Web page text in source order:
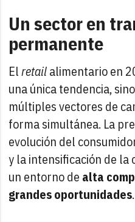
Un sector en
permanente
Elretailalimentario en
una única tendencia,
múltiples vectores de
forma simultánea. La
evolución del
y la intensificación de la
un entorno de alta
grandes oportunidades.